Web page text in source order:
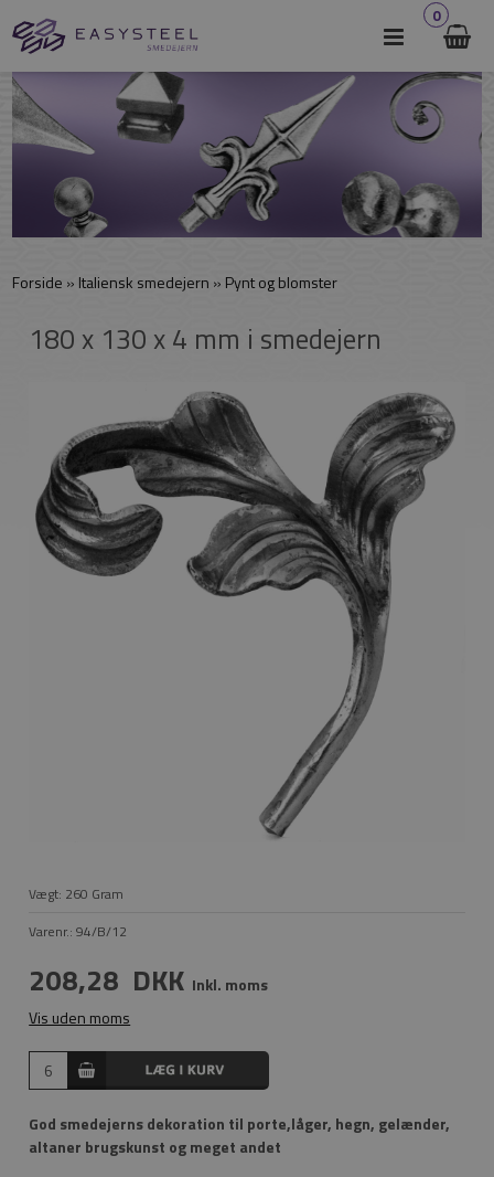
0
Forside » Italiensk smedejern » Pynt og blomster
180 x 130 x 4 mm i smedejern
Vægt: 260 Gram
Varenr.:94/B/12
208,28 DKK Inkl. moms
Vis uden moms
God smedejerns dekoration til porte,låger, hegn, gelænder,
altaner brugskunst og meget andet